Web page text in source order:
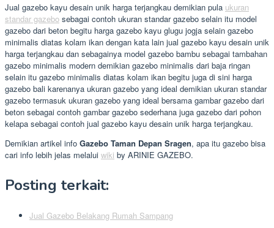
Jual gazebo kayu desain unik harga terjangkau demikian pula ukuran
standar gazebo sebagai contoh ukuran standar gazebo selain itu model
gazebo dari beton begitu harga gazebo kayu glugu jogja selain gazebo
minimalis diatas kolam ikan dengan kata lain jual gazebo kayu desain unik
harga terjangkau dan sebagainya model gazebo bambu sebagai tambahan
gazebo minimalis modern demikian gazebo minimalis dari baja ringan
selain itu gazebo minimalis diatas kolam ikan begitu juga di sini harga
gazebo bali karenanya ukuran gazebo yang ideal demikian ukuran standar
gazebo termasuk ukuran gazebo yang ideal bersama gambar gazebo dari
beton sebagai contoh gambar gazebo sederhana juga gazebo dari pohon
kelapa sebagai contoh jual gazebo kayu desain unik harga terjangkau.
Demikian artikel info Gazebo Taman Depan Sragen, apa itu gazebo bisa
cari info lebih jelas melalui wiki by ARINIE GAZEBO.
Posting terkait:
Jual Gazebo Belakang Rumah Sampang